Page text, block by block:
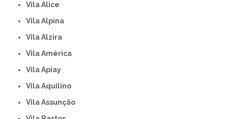
Vila Alice
Vila Alpina
Vila Alzira
Vila América
Vila Apiay
Vila Aquilino
Vila Assunção